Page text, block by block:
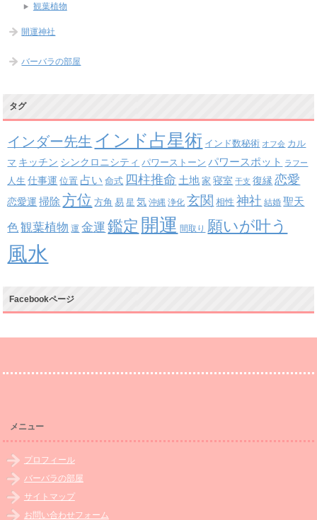
観葉植物
開運神社
バーバラの部屋
タグ
インダー先生 インド占星術 インド数秘術 オフ会 カル
マ キッチン シンクロニシティ パワーストーン パワースポット ラフー
人生 仕事運 位置 占い 命式 四柱推命 土地 家 寝室 干支 復縁 恋愛
恋愛運 掃除 方位 方角 易 星 気 沖縄 浄化 玄関 相性 神社 結婚 聖天
色 観葉植物 運 金運 鑑定 開運 間取り 願いが叶う
風水
Facebookページ
メニュー
プロフィール
バーバラの部屋
サイトマップ
お問い合わせフォーム